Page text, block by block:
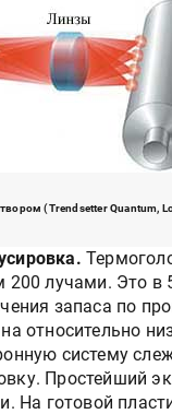
(Trendsetter Quantum,
200 лучами. Это
запаса по
относительно
систему
Простейший
На готовой